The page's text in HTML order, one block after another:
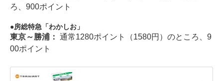
ろ、900ポイント
房総特急「わかしお」
東京～勝浦： 通常1280ポイント（1580円）のところ、9
00ポイント